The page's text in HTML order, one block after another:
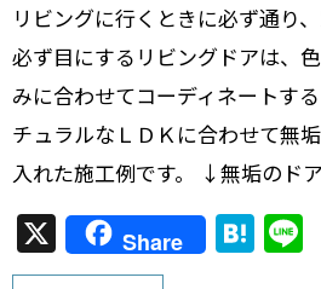
リビングに行くときに必ず通り
必ず目にするリビングドアは、
みに合わせてコーディネートす
チュラルなＬＤＫに合わせて無
入れた施工例です。 ↓無垢のド
X Share H